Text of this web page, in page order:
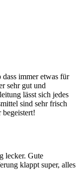
immer etwas für
sehr gut und
lässt sich jedes
sind sehr frisch
lecker. Gute
klappt super, alles